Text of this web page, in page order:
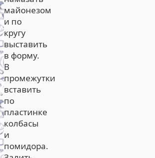
майонезом
и по
кругу
выставить
в форму.
В
промежутки
вставить
по
пластинке
колбасы
и
помидора.